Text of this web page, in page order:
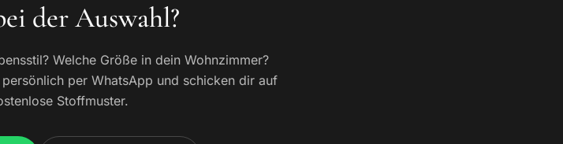
der Auswahl?
Welche Größe in dein Wohnzimmer?
per WhatsApp und schicken dir auf
Stoffmuster.